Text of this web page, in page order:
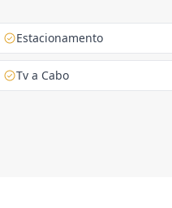
Estacionamento
Tv a Cabo